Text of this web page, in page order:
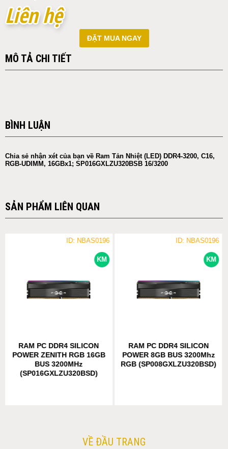
Liên hệ
Liên hệ
ĐẶT MUA NGAY
MÔ TẢ CHI TIẾT
BÌNH LUẬN
Chia sẻ nhận xét của bạn về Ram Tản Nhiệt (LED) DDR4-3200, C16,
RGB-UDIMM, 16GBx1; SP016GXLZU320BSB 16/3200
SẢN PHẨM LIÊN QUAN
KM
ID: NBAS0196
RAM PC DDR4 SILICON
POWER ZENITH RGB 16GB
BUS 3200MHz
(SP016GXLZU320BSD)
KM
ID: NBAS0196
RAM PC DDR4 SILICON
POWER 8GB BUS 3200Mhz
RGB (SP008GXLZU320BSD)
VỀ ĐẦU TRANG